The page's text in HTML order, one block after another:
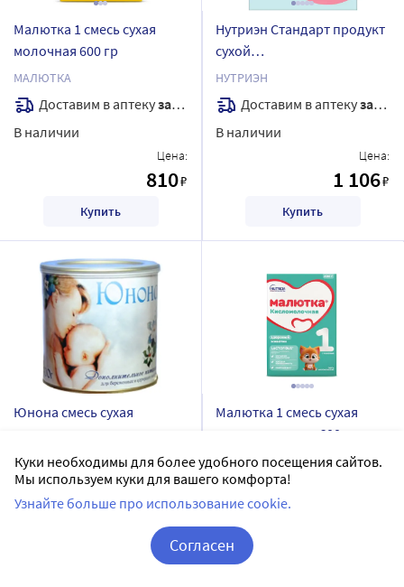
Малютка 1 смесь сухая
молочная 600 гр
МАЛЮТКА
Доставим в аптекузавтра
В наличии
Цена:
810₽
Купить
Нутриэн Стандарт продукт
сухой
специализированный для
диетического лечебного
питания с нейтральным
вкусом 350 гр
НУТРИЭН
Доставим в аптекузавтра
В наличии
Цена:
1 106₽
Купить
Юнона смесь сухая
беременных и кормящих
женщин 400 гр
ЮНОНА
Доставим в аптекузавтра
В наличии
386₽
Малютка 1 смесь сухая
кисломолочная 600 гр
МАЛЮТКА
Доставим в аптеку
В наличии
Куки необходимы для более удобного посещения сайтов.
Мы используем куки для вашего комфорта!
Узнайте больше про использование cookie.
Согласен